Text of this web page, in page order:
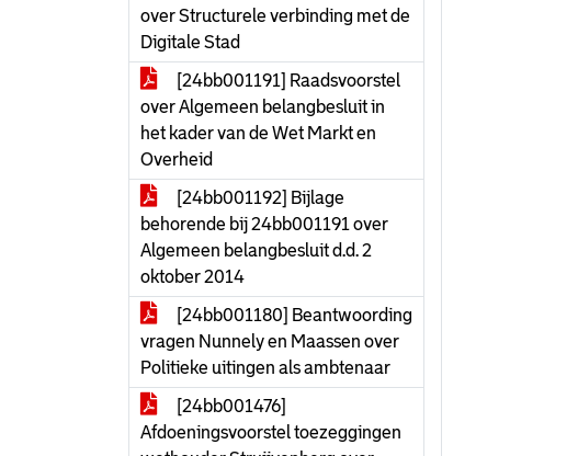
over Structurele verbinding met de
Digitale Stad
[24bb001191] Raadsvoorstel
over Algemeen belangbesluit in
het kader van de Wet Markt en
Overheid
[24bb001192] Bijlage
behorende bij 24bb001191 over
Algemeen belangbesluit d.d. 2
oktober 2014
[24bb001180] Beantwoording
vragen Nunnely en Maassen over
Politieke uitingen als ambtenaar
[24bb001476]
Afdoeningsvoorstel toezeggingen